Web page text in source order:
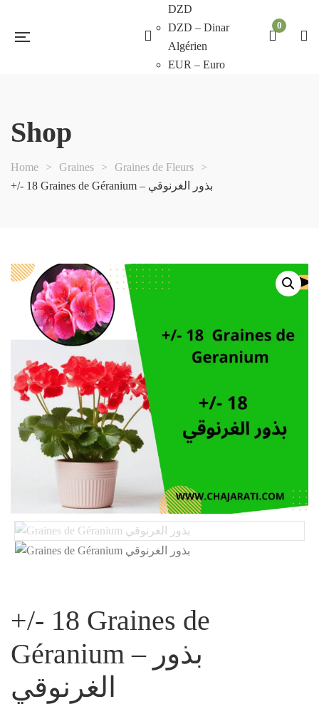
DZD
DZD – Dinar
Algérien
EUR – Euro
0
Shop
Home > Graines > Graines de Fleurs
>
+/- 18 Graines de Géranium – بذور الغرنوقي
+/- 18 Graines de
Géranium – بذور
الغرنوقي